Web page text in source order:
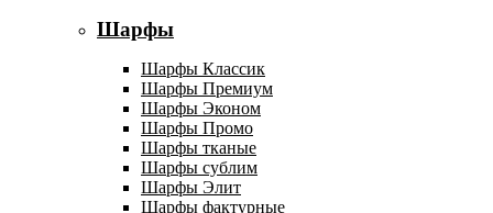
Шарфы
Шарфы Классик
Шарфы Премиум
Шарфы Эконом
Шарфы Промо
Шарфы тканые
Шарфы сублим
Шарфы Элит
Шарфы фактурные